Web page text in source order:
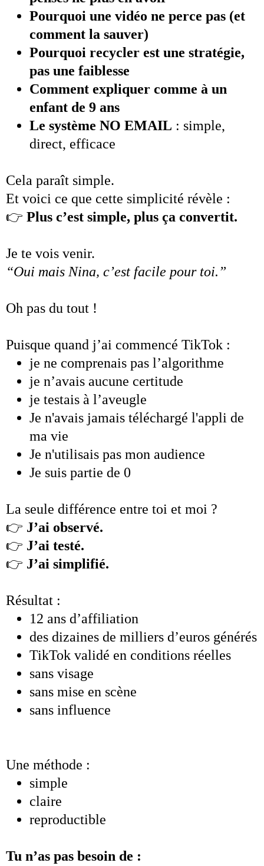
Pourquoi une vidéo ne perce pas (et
comment la sauver)
Pourquoi recycler est une stratégie,
pas une faiblesse
Comment expliquer comme à un
enfant de 9 ans
Le système NO EMAIL : simple,
direct, efficace
Cela paraît simple.
Et voici ce que cette simplicité révèle :
👉 Plus c’est simple, plus ça convertit.
Je te vois venir.
“Oui mais Nina, c’est facile pour toi.”
Oh pas du tout !
Puisque quand j’ai commencé TikTok :
je ne comprenais pas l’algorithme
je n’avais aucune certitude
je testais à l’aveugle
Je n'avais jamais téléchargé l'appli de
ma vie
Je n'utilisais pas mon audience
Je suis partie de 0
La seule différence entre toi et moi ?
👉 J’ai observé.
👉 J’ai testé.
👉 J’ai simplifié.
Résultat :
12 ans d’affiliation
des dizaines de milliers d’euros générés
TikTok validé en conditions réelles
sans visage
sans mise en scène
sans influence
Une méthode :
simple
claire
reproductible
Tu n’as pas besoin de :